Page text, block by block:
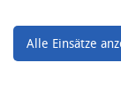
Alle Einsätze